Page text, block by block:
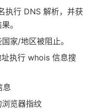
执行 DNS 解析，并获
。
家/地区被阻止。
执行 whois 信息搜
息
览器指纹